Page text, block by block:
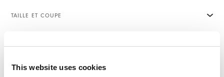
This website uses cookies
TAILLE ET COUPE